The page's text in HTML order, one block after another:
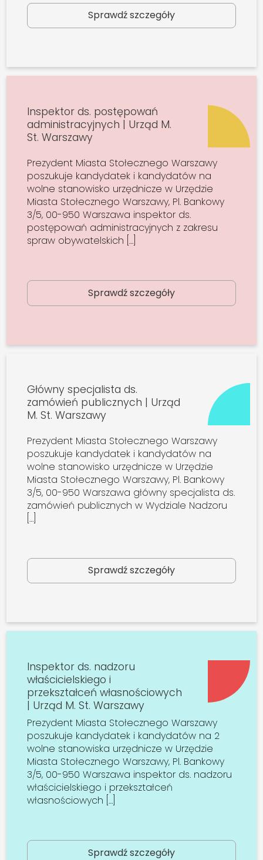
Sprawdź szczegóły
Inspektor ds. postępowań
administracyjnych | Urząd M.
St. Warszawy
Prezydent Miasta Stołecznego Warszawy
poszukuje kandydatek i kandydatów na
wolne stanowisko urzędnicze w Urzędzie
Miasta Stołecznego Warszawy, Pl. Bankowy
3/5, 00-950 Warszawa inspektor ds.
postępowań administracyjnych z zakresu
spraw obywatelskich […]
Sprawdź szczegóły
Główny specjalista ds.
zamówień publicznych | Urząd
M. St. Warszawy
Prezydent Miasta Stołecznego Warszawy
poszukuje kandydatek i kandydatów na
wolne stanowisko urzędnicze w Urzędzie
Miasta Stołecznego Warszawy, Pl. Bankowy
3/5, 00-950 Warszawa główny specjalista ds.
zamówień publicznych w Wydziale Nadzoru
[…]
Sprawdź szczegóły
Inspektor ds. nadzoru
właścicielskiego i
przekształceń własnościowych
| Urząd M. St. Warszawy
Prezydent Miasta Stołecznego Warszawy
poszukuje kandydatek i kandydatów na 2
wolne stanowiska urzędnicze w Urzędzie
Miasta Stołecznego Warszawy, Pl. Bankowy
3/5, 00-950 Warszawa inspektor ds. nadzoru
właścicielskiego i przekształceń
własnościowych […]
Sprawdź szczegóły